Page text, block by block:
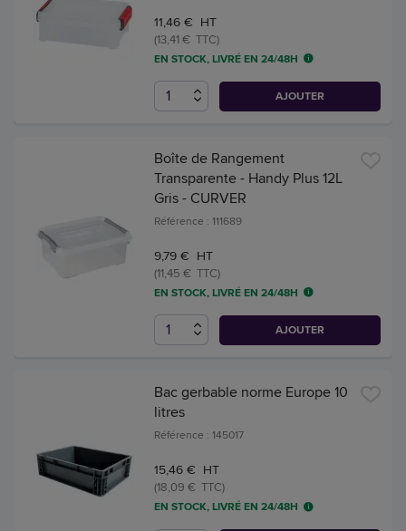
11,46 € HT
(13,41 € TTC)
EN STOCK, LIVRÉ EN 24/48H
AJOUTER
Boîte de Rangement
Transparente - Handy Plus 12L
Gris - CURVER
Référence : 111689
9,79 € HT
(11,45 € TTC)
EN STOCK, LIVRÉ EN 24/48H
AJOUTER
Bac gerbable norme Europe 10
litres
Référence : 145017
15,46 € HT
(18,09 € TTC)
EN STOCK, LIVRÉ EN 24/48H